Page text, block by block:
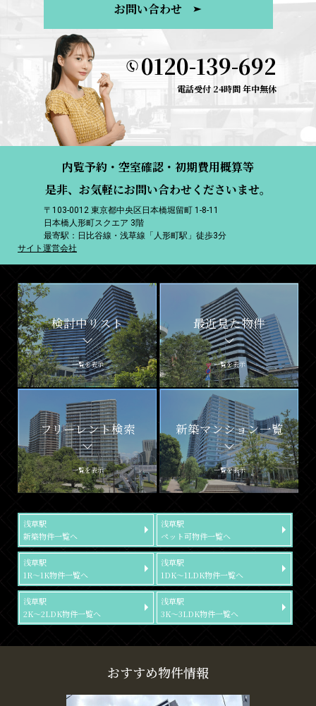
お問い合わせ
0120-139-692
電話受付 24時間 年中無休
内覧予約・空室確認・初期費用概算等
是非、お気軽にお問い合わせくださいませ。
〒103-0012 東京都中央区日本橋堀留町 1-8-11
日本橋人形町スクエア 3階
最寄駅：日比谷線・浅草線「人形町駅」徒歩3分
サイト運営会社
検討中リスト
一覧を表示
最近見た物件
一覧を表示
フリーレント検索
一覧を表示
新築マンション一覧
一覧を表示
浅草駅
新築物件一覧へ
浅草駅
ペット可物件一覧へ
浅草駅
1R～1K物件一覧へ
浅草駅
1DK～1LDK物件一覧へ
浅草駅
2K～2LDK物件一覧へ
浅草駅
3K～3LDK物件一覧へ
おすすめ物件情報